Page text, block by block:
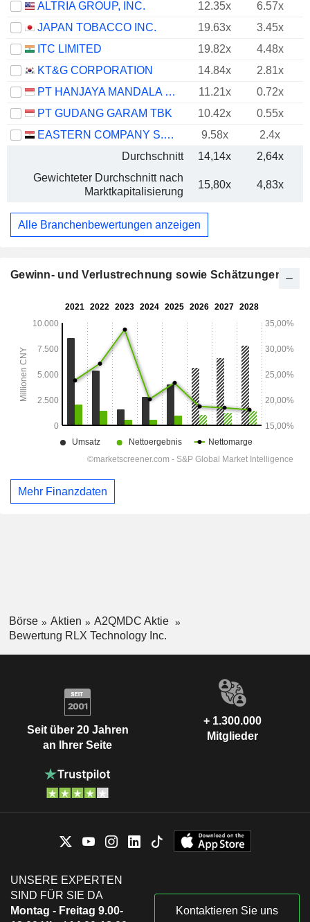
ALTRIA GROUP, INC.
12.35x 6.57x
JAPAN TOBACCO INC.
19.63x 3.45x
ITC LIMITED
19.82x
4.48x
KT&G CORPORATION
14.84x 2.81x
PT HANJAYA MANDALA SAMPOERNA TBK
11.21x
0.72x
PT GUDANG GARAM TBK
10.42x
0.55x
EASTERN COMPANY S.A.E
9.58x
2.4x
Durchschnitt
14,14x
2,64x
Gewichteter Durchschnitt nach
Marktkapitalisierung
15,80x 4,83x
Alle Branchenbewertungen anzeigen
Gewinn- und Verlustrechnung sowie Schätzungen
Mehr Finanzdaten
Börse Aktien
A2QMDC Aktie
Bewertung RLX Technology Inc.
Seit über 20 Jahren
an Ihrer Seite
+ 1.300.000
Mitglieder
UNSERE EXPERTEN
SIND FÜR SIE DA
Montag - Freitag 9.00-
Kontaktieren Sie uns